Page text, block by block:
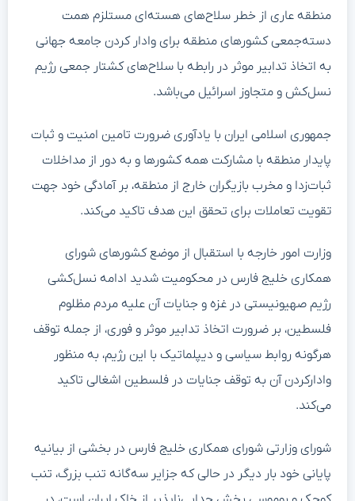
منطقه عاری از خطر سلاح‌های هسته‌ای مستلزم همت
دسته‌جمعی کشورهای منطقه برای وادار کردن جامعه جهانی
به اتخاذ تدابیر موثر در رابطه با سلاح‌های کشتار جمعی رژیم
نسل‌کش و متجاوز اسرائیل می‌باشد.
جمهوری اسلامی ایران با یادآوری ضرورت تامین امنیت و ثبات
پایدار منطقه با مشارکت همه کشورها و به دور از مداخلات
ثبات‌زدا و مخرب بازیگران خارج از منطقه، بر آمادگی خود جهت
تقویت تعاملات برای تحقق این هدف تاکید می‌کند.
وزارت امور خارجه با استقبال از موضع کشورهای شورای
همکاری خلیج فارس در محکومیت شدید ادامه نسل‌کشی
رژیم صهیونیستی در غزه و جنایات آن علیه مردم مظلوم
فلسطین، بر ضرورت اتخاذ تدابیر موثر و فوری، از جمله توقف
هرگونه روابط سیاسی و دیپلماتیک با این رژیم، به منظور
وادارکردن آن به توقف جنایات در فلسطین اشغالی تاکید
می‌کند.
شورای وزارتی شورای همکاری خلیج فارس در بخشی از بیانیه
پایانی خود بار دیگر در حالی که جزایر سه‌گانه تنب بزرگ، تنب